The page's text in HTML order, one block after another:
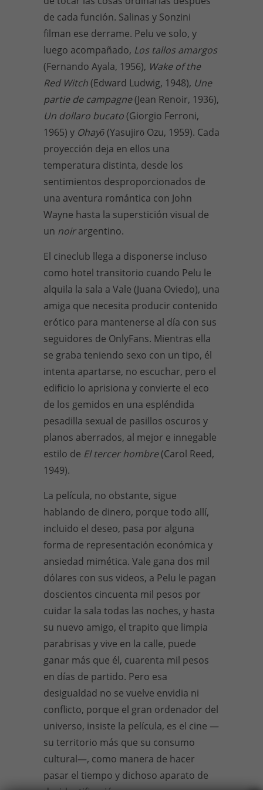
de cada función. Salinas y Sonzini
filman ese derrame. Pelu ve solo, y
luego acompañado, Los tallos amargos
(Fernando Ayala, 1956), Wake of the
Red Witch(Edward Ludwig, 1948), Une
partie de campagne(Jean Renoir, 1936),
Un dollaro bucato(Giorgio Ferroni,
1965) y Ohayō(Yasujirō Ozu, 1959). Cada
proyección deja en ellos una
temperatura distinta, desde los
sentimientos desproporcionados de
una aventura romántica con John
Wayne hasta la superstición visual de
un noirargentino.
El cineclub llega a disponerse incluso
como hotel transitorio cuando Pelu le
alquila la sala a Vale (Juana Oviedo), una
amiga que necesita producir contenido
erótico para mantenerse al día con sus
seguidores de OnlyFans. Mientras ella
se graba teniendo sexo con un tipo, él
intenta apartarse, no escuchar, pero el
edificio lo aprisiona y convierte el eco
de los gemidos en una espléndida
pesadilla sexual de pasillos oscuros y
planos aberrados, al mejor e innegable
estilo de El tercer hombre(Carol Reed,
1949).
La película, no obstante, sigue
hablando de dinero, porque todo allí,
incluido el deseo, pasa por alguna
forma de representación económica y
ansiedad mimética. Vale gana dos mil
dólares con sus videos, a Pelu le pagan
doscientos cincuenta mil pesos por
cuidar la sala todas las noches, y hasta
su nuevo amigo, el trapito que limpia
parabrisas y vive en la calle, puede
ganar más que él, cuarenta mil pesos
en días de partido. Pero esa
desigualdad no se vuelve envidia ni
conflicto, porque el gran ordenador del
universo, insiste la película, es el cine —
su territorio más que su consumo
cultural—, como manera de hacer
pasar el tiempo y dichoso aparato de